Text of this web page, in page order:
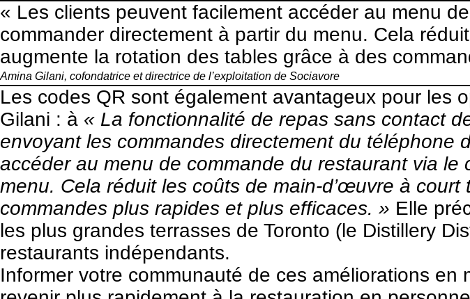
« Les clients peuvent facilement accéder au menu
commander directement à partir du menu. Cela
augmente la rotation des tables grâce à des
Amina Gilani, cofondatrice et directrice de l’exploitation de Sociavore
Les codes QR sont également avantageux pour les
Gilani : à « La fonctionnalité de repas sans contact
envoyant les commandes directement du téléphone
accéder au menu de commande du restaurant via
menu. Cela réduit les coûts de main-d’œuvre à
commandes plus rapides et plus efficaces. » Elle
les plus grandes terrasses de Toronto (le Distillery
restaurants indépendants.
Informer votre communauté de ces améliorations